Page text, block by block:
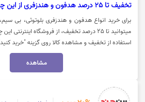
تخفیف تا 25 درصد هدفون و هندزفری از این چند
برای خرید انواع هدفون و هندزفری بلوتوثی، بی
میتوانید تا 25 درصد تخفیف، از فروشگاه
استفاده از تخفیف و مشاهده کالا روی گزینه "خرید
مشاهده